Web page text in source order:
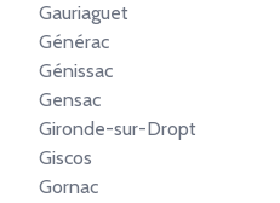
Gauriaguet
Générac
Génissac
Gensac
Gironde-sur-Dropt
Giscos
Gornac